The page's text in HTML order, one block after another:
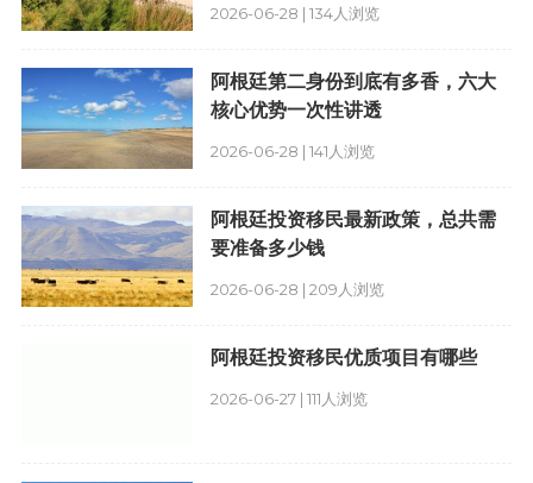
2026-06-28 | 134人浏览
2026-06-28 | 141人浏览
阿根廷第二身份到底有多香，六大
核心优势一次性讲透
2026-06-28 | 209人浏览
阿根廷投资移民最新政策，总共需
要准备多少钱
2026-06-27 | 111人浏览
阿根廷投资移民优质项目有哪些